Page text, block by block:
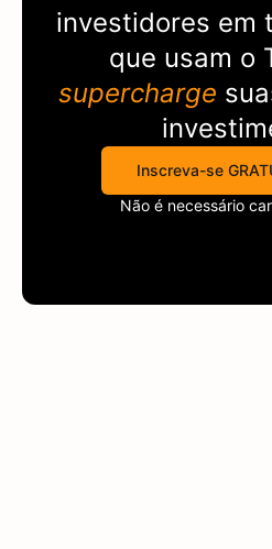
investidores em
que usam o
supercharge
Inscreva-se
Não é necessário